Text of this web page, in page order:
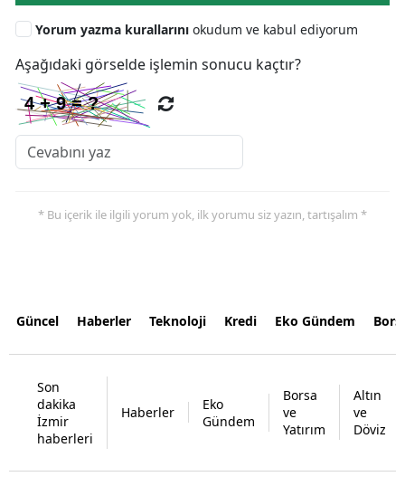
Yorum yazma kurallarını okudum ve kabul ediyorum
Aşağıdaki görselde işlemin sonucu kaçtır?
* Bu içerik ile ilgili yorum yok, ilk yorumu siz yazın, tartışalım *
Güncel Haberler Teknoloji Kredi Eko Gündem
Son
dakika
İzmir
haberleri
Haberler
Eko
Gündem
Borsa
ve
Yatırım
Altın
ve
Döviz